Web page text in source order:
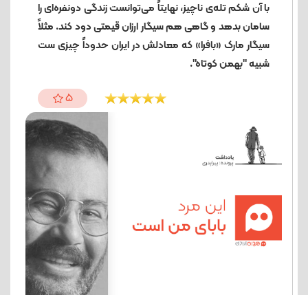
با آن شکم تله‌ی‌ ناچیز، نهایتاً می‌توانست زندگی دونفره‌ای را
سامان بدهد و گاهی هم سیگار ارزان قیمتی دود کند. مثلاً
سیگار مارک «بافرا» که معادلش در ایران حدوداً چیزی ست
شبیه "بهمن کوتاه".
5